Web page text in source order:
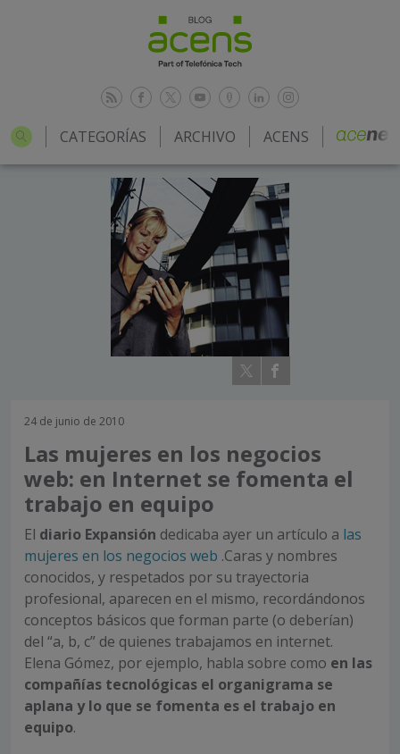
CATEGORÍAS ARCHIVO ACENS
24 de junio de 2010
Las mujeres en los negocios
web: en Internet se fomenta el
trabajo en equipo
El diario Expansión dedicaba ayer un artículo a las
mujeres en los negocios web .Caras y nombres
conocidos, y respetados por su trayectoria
profesional, aparecen en el mismo, recordándonos
conceptos básicos que forman parte (o deberían)
del “a, b, c” de quienes trabajamos en internet.
Elena Gómez, por ejemplo, habla sobre como en las
compañías tecnológicas el organigrama se
aplana y lo que se fomenta es el trabajo en
equipo.